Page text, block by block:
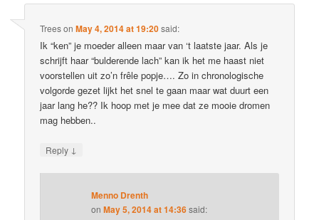
TreesonMay 4, 2014 at 19:20said:
Ik “ken” je moeder alleen maar van ‘t laatste jaar. Als je
schrijft haar “bulderende lach” kan ik het me haast niet
voorstellen uit zo’n frêle popje…. Zo in chronologische
volgorde gezet lijkt het snel te gaan maar wat duurt een
jaar lang he?? Ik hoop met je mee dat ze mooie dromen
mag hebben..
Reply ↓
Menno Drenth
onMay 5, 2014 at 14:36said: